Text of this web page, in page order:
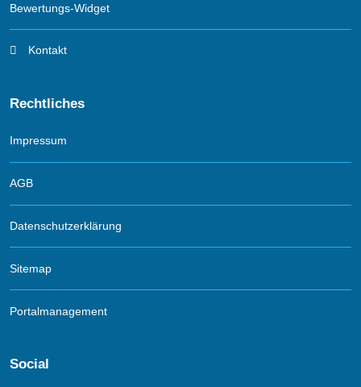
Bewertungs-Widget
Kontakt
Rechtliches
Impressum
AGB
Datenschutzerklärung
Sitemap
Portalmanagement
Social